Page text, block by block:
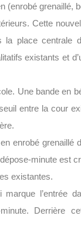
(enrobé grenaillé,
Cette
la place
existants et
Une bande en
entre la cour
enrobé
minute est
existantes.
l’entrée
Derrière